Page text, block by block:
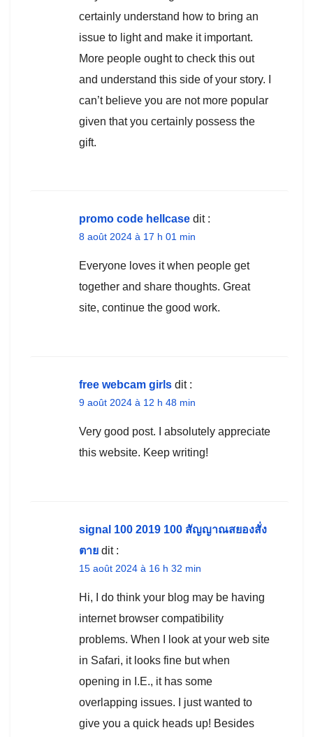
certainly understand how to bring an
issue to light and make it important.
More people ought to check this out
and understand this side of your story. I
can’t believe you are not more popular
given that you certainly possess the
gift.
promo code hellcase dit :
8 août 2024 à 17 h 01 min
Everyone loves it when people get
together and share thoughts. Great
site, continue the good work.
free webcam girls dit :
9 août 2024 à 12 h 48 min
Very good post. I absolutely appreciate
this website. Keep writing!
signal 100 2019 100 สัญญาณสยองสั่ง
ตาย dit :
15 août 2024 à 16 h 32 min
Hi, I do think your blog may be having
internet browser compatibility
problems. When I look at your web site
in Safari, it looks fine but when
opening in I.E., it has some
overlapping issues. I just wanted to
give you a quick heads up! Besides